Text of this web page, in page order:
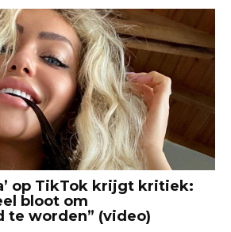
op TikTok krijgt kritiek:
bloot om
te worden” (video)